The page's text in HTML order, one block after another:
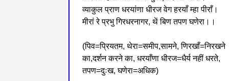
व्याकुल प्राण धरयांणा धीरज वेग हरयाँ म्हा पीराँ।
मीरां रे प्रभु गिरधरनागर, थें बिण तपण घणेरा।।
(पिव=प्रियतम, थेरा=समीप,सामने, णिरखाँ=निरखने
का,दर्शन करने का, धरयाँणा धीरज=धैर्य नहीं धरते,
तपण=दुःख, घणेरा=अधिक)